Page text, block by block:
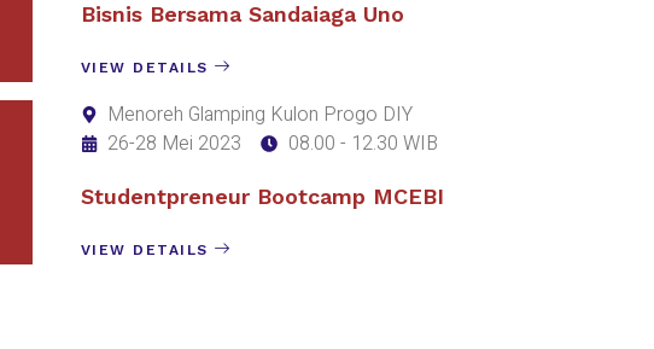
Bisnis Bersama Sandaiaga Uno
VIEW DETAILS
Menoreh Glamping Kulon Progo DIY
26-28 Mei 2023
08.00 - 12.30 WIB
Studentpreneur Bootcamp MCEBI
VIEW DETAILS